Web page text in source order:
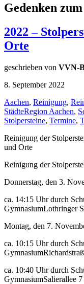
Gedenken
2022 –
Orte
geschrieben von VVN-
8. September 2022
Aachen, Reinigung,
StädteRegion Aachen,
Stolpersteine, Termine,
Reinigung der
und Orte
Reinigung der
Donnerstag, den 3.
ca. 14:15 Uhr durch
GymnasiumLothringer
Montag, den 7.
ca. 10:15 Uhr durch
ca. 10:40 Uhr durch
GymnasiumSalierallee